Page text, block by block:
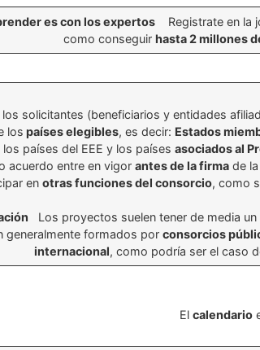
es con los expertosRegistrate en la
como conseguir hasta 2 millones
los solicitantes (beneficiarios y entidades
los países elegibles, es decir: Estados
los países del EEE y los países asociados al
acuerdo entre en vigor antes de la firmade la
en otras funciones del consorcio, como
Los proyectos suelen tener de media un
generalmente formados por consorcios
internacional, como podría ser el caso
El calendario